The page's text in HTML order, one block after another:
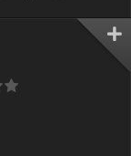
борьбу,
победу
в
и стать